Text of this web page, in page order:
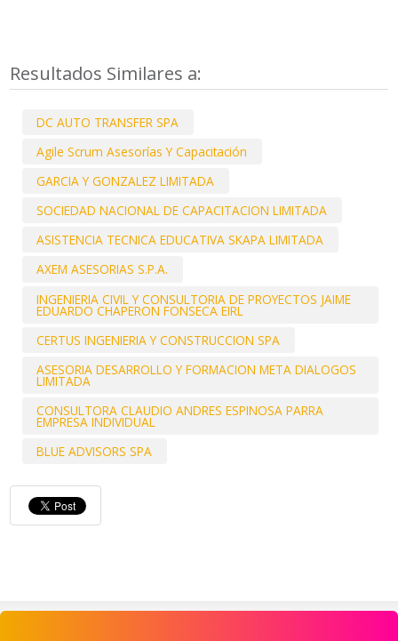
Resultados Similares a:
DC AUTO TRANSFER SPA
Agile Scrum Asesorías Y Capacitación
GARCIA Y GONZALEZ LIMITADA
SOCIEDAD NACIONAL DE CAPACITACION LIMITADA
ASISTENCIA TECNICA EDUCATIVA SKAPA LIMITADA
AXEM ASESORIAS S.P.A.
INGENIERIA CIVIL Y CONSULTORIA DE PROYECTOS JAIME
EDUARDO CHAPERON FONSECA EIRL
CERTUS INGENIERIA Y CONSTRUCCION SPA
ASESORIA DESARROLLO Y FORMACION META DIALOGOS
LIMITADA
CONSULTORA CLAUDIO ANDRES ESPINOSA PARRA
EMPRESA INDIVIDUAL
BLUE ADVISORS SPA